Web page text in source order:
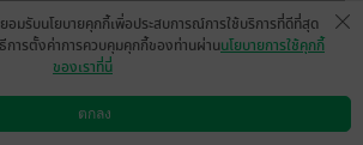
+
ดแอป วิธีการใช้งาน ติดต่อเรา
อมรับนโยบายคุกกี้เพื่อประสบการณ์การใช้บริการที่ดีที่สุด
การตั้งค่าการควบคุมคุกกี้ของท่านผ่านนโยบายการใช้คุกกี้
ของเราที่นี่
ตกลง